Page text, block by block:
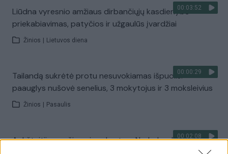
00:03:52
Liūdna vyresnio amžiaus dirbančiųjų kasdienybė –
priekabiavimas, patyčios ir užgaulūs įvardžiai
Žinios Lietuvos diena
00:00:29
Tailandą sukrėtė protu nesuvokiamas išpuolis:
paauglys nušovė senelius, 3 mokytojus ir 3 moksleivius
Žinios Pasaulis
00:02:08
Aukštaitijos pučiamųjų orkestras Nyderlanduose